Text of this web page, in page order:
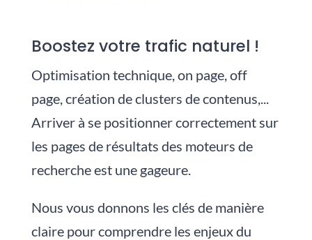
Boostez votre trafic naturel !
Optimisation technique, on page, off
page, création de clusters de contenus,...
Arriver à se positionner correctement sur
les pages de résultats des moteurs de
recherche est une gageure.
Nous vous donnons les clés de manière
claire pour comprendre les enjeux du